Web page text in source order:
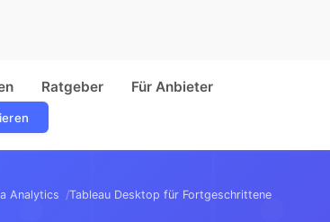
Ratgeber Für Anbieter
Analytics Tableau Desktop für Fortgeschrittene